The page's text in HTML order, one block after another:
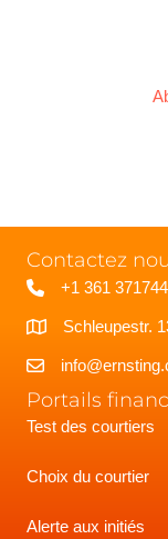
Contactez
+1 361
Schleupestr.
Portails
Test des courtiers
Choix du courtier
Alerte aux initiés